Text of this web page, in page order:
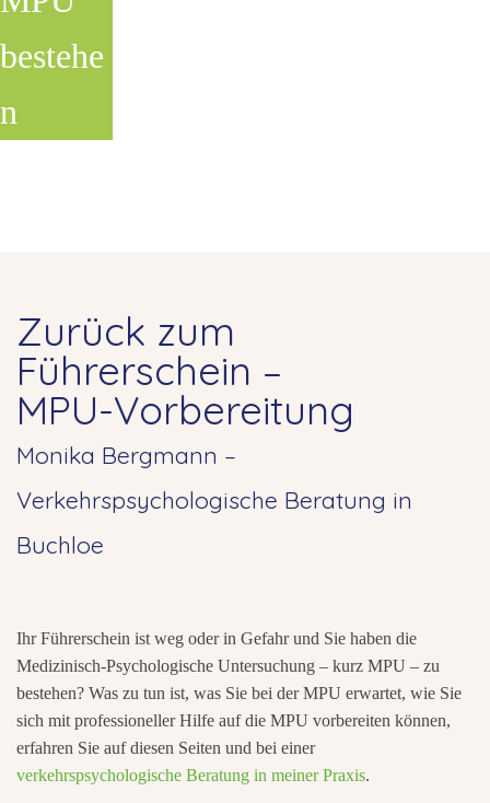
bestehe
n
Zurück zum
Führerschein –
MPU-Vorbereitung
Monika Bergmann –
Verkehrspsychologische Beratung in
Buchloe
Ihr Führerschein ist weg oder in Gefahr und Sie haben die
Medizinisch-Psychologische Untersuchung – kurz MPU – zu
bestehen? Was zu tun ist, was Sie bei der MPU erwartet, wie Sie
sich mit professioneller Hilfe auf die MPU vorbereiten können,
erfahren Sie auf diesen Seiten und bei einer
verkehrspsychologische Beratung in meiner Praxis.